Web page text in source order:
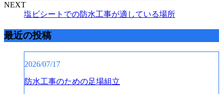
NEXT
塩ビシートでの防水工事が適している場所
最近の投稿
2026/07/17
防水工事のための足場組立